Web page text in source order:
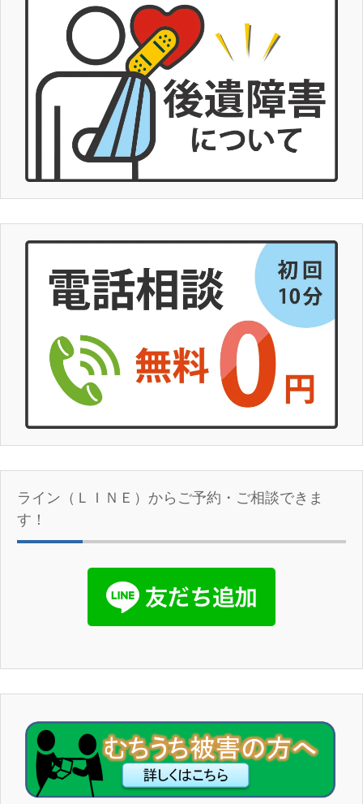
ライン（ＬＩＮＥ）からご予約・ご相談できま
す！